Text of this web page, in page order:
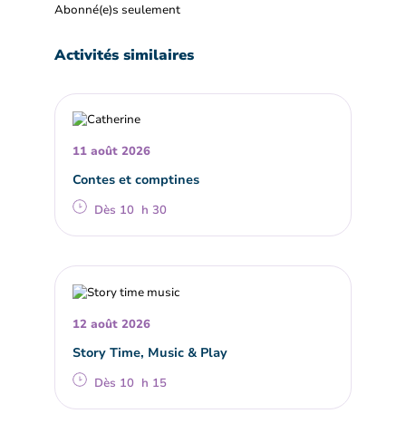
Abonné(e)s seulement
Activités similaires
11 août 2026
Contes et comptines
Dès 10 h 30
12 août 2026
Story Time, Music & Play
Dès 10 h 15